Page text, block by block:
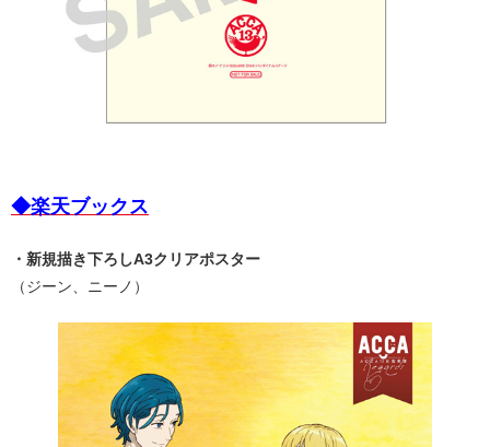
◆楽天ブックス
・新規描き下ろしA3クリアポスター
（ジーン、ニーノ）